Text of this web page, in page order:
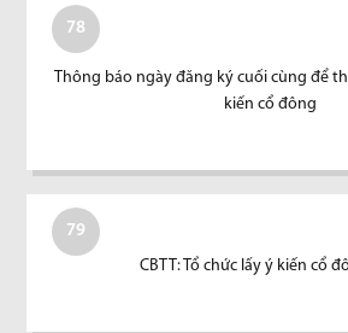
78
Thông báo ngày đăng ký cuối cùng để
kiến cổ đông
79
CBTT: Tổ chức lấy ý kiến cổ